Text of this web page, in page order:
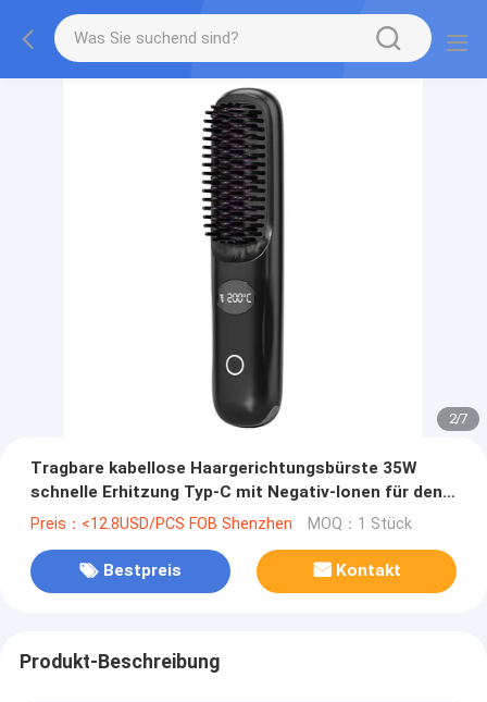
2/7
Tragbare kabellose Haargerichtungsbürste 35W
schnelle Erhitzung Typ-C mit Negativ-Ionen für den
Außenbereich
Preis：<12.8USD/PCS FOB Shenzhen MOQ：1 Stück
Bestpreis Kontakt
Produkt-Beschreibung